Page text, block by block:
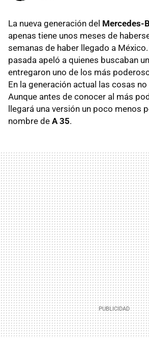
La nueva generación del Mercedes-
apenas tiene unos meses de
semanas de haber llegado a
pasada apeló a quienes buscaban
entregaron uno de los más
En la generación actual las cosas
Aunque antes de conocer al más
llegará una versión un poco menos
nombre de A 35.